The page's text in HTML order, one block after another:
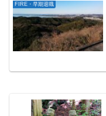
FIRE・早期退職